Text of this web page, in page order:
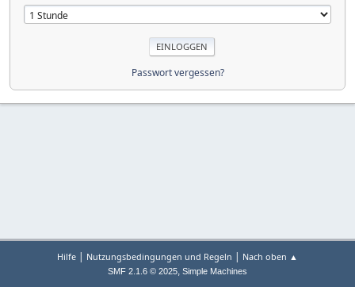
Passwort vergessen?
Hilfe | Nutzungsbedingungen und Regeln | Nach oben ▲
SMF 2.1.6 © 2025, Simple Machines